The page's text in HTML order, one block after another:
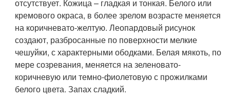
отсутствует. Кожица – гладкая и тонкая. Белого или
кремового окраса, в более зрелом возрасте меняется
на коричневато-желтую. Леопардовый рисунок
создают, разбросанные по поверхности мелкие
чешуйки, с характерными ободками. Белая мякоть, по
мере созревания, меняется на зеленовато-
коричневую или темно-фиолетовую с прожилками
белого цвета. Запах сладкий.